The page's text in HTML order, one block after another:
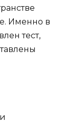
Именно в
тест,